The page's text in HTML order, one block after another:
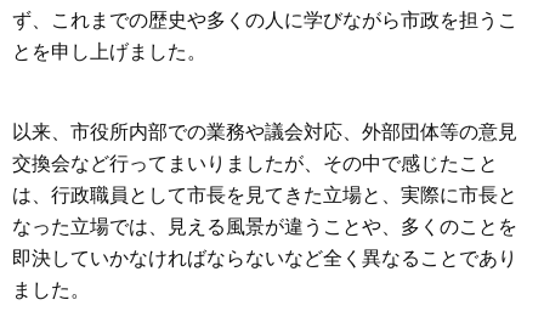
ず、これまでの歴史や多くの人に学びながら市政を担うこ
とを申し上げました。
以来、市役所内部での業務や議会対応、外部団体等の意見
交換会など行ってまいりましたが、その中で感じたこと
は、行政職員として市長を見てきた立場と、実際に市長と
なった立場では、見える風景が違うことや、多くのことを
即決していかなければならないなど全く異なることであり
ました。